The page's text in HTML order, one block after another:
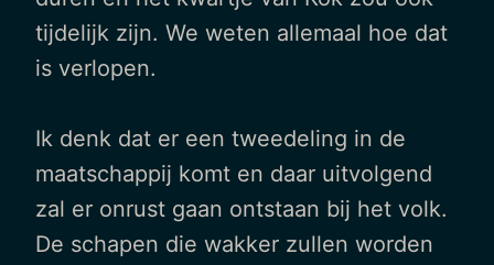
tijdelijk zijn. We weten allemaal hoe dat
is verlopen.
Ik denk dat er een tweedeling in de
maatschappij komt en daar uitvolgend
zal er onrust gaan ontstaan bij het volk.
De schapen die wakker zullen worden